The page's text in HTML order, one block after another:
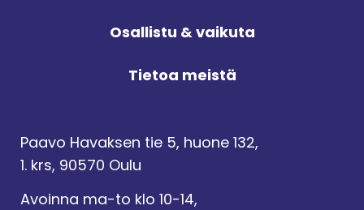
Osallistu & vaikuta
Tietoa meistä
Paavo Havaksen tie 5, huone 132,
1. krs, 90570 Oulu
Avoinna ma-to klo 10-14,